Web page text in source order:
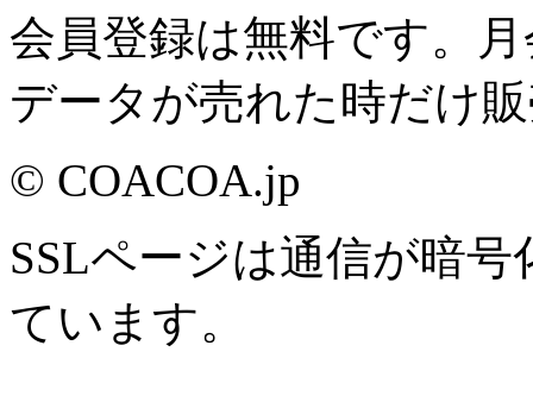
会員登録は無料です。
データが売れた時だけ
© COACOA.jp
SSLページは通信が暗
ています。